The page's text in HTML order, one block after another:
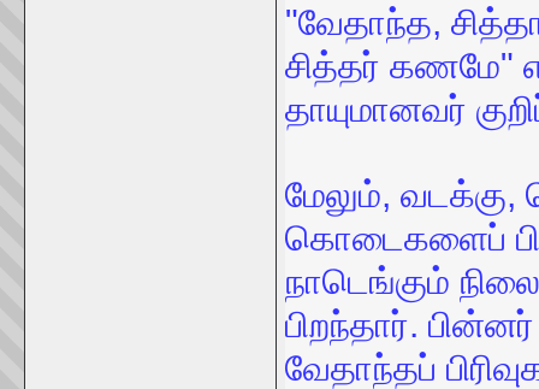
"வேதாந்த,
சித்தர் கணமே"
தாயுமானவர்
மேலும்,
கொடைகளைப்
நாடெங்கும்
பிறந்தார்.
வேதாந்தப்